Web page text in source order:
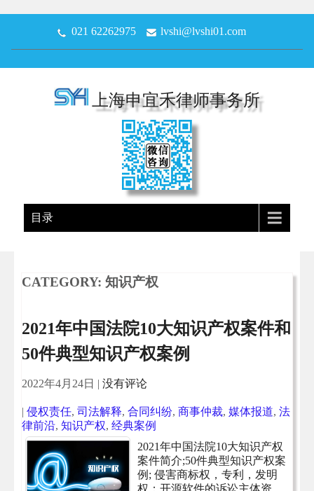
021 62262975 lvshi@lvshi01.com
上海申宜禾律师事务所
目录
CATEGORY: 知识产权
2021年中国法院10大知识产权案件和
50件典型知识产权案例
2022年4月24日 | 没有评论
| 侵权责任, 司法解释, 合同纠纷, 商事仲裁, 媒体报道, 法
律前沿, 知识产权, 经典案例
2021年中国法院10大知识产权
案件简介;50件典型知识产权案
例; 侵害商标权，专利，发明
权；开源软件的诉讼主体资